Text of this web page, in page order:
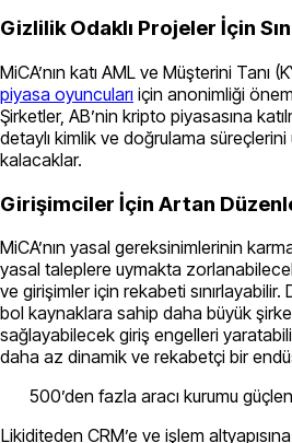
Gizlilik Odaklı Projeler İçin
MiCA’nın katı AML ve Müşterini Tanı
piyasa oyuncuları için anonimliği
Şirketler, AB’nin kripto piyasasına
detaylı kimlik ve doğrulama
kalacaklar.
Girişimciler İçin Artan
MiCA’nın yasal gereksinimlerinin
yasal taleplere uymakta
ve girişimler için rekabeti
bol kaynaklara sahip daha büyük
sağlayabilecek giriş engelleri
daha az dinamik ve rekabetçi bir
500’den fazla aracı kurumu
Likiditeden CRM’e ve işlem